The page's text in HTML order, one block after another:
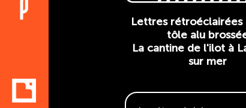
Lettres rétroéclairées
tôle alu
La cantine de l'ilot à
sur mer